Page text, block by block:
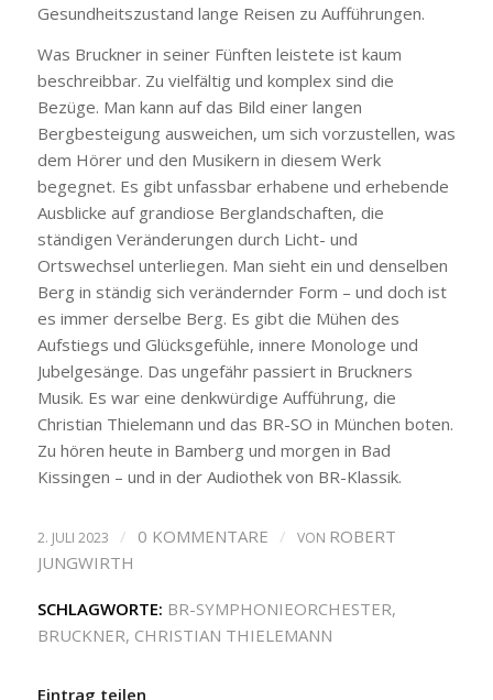
Gesundheitszustand lange Reisen zu Aufführungen.
Was Bruckner in seiner Fünften leistete ist kaum
beschreibbar. Zu vielfältig und komplex sind die
Bezüge. Man kann auf das Bild einer langen
Bergbesteigung ausweichen, um sich vorzustellen, was
dem Hörer und den Musikern in diesem Werk
begegnet. Es gibt unfassbar erhabene und erhebende
Ausblicke auf grandiose Berglandschaften, die
ständigen Veränderungen durch Licht- und
Ortswechsel unterliegen. Man sieht ein und denselben
Berg in ständig sich verändernder Form – und doch ist
es immer derselbe Berg. Es gibt die Mühen des
Aufstiegs und Glücksgefühle, innere Monologe und
Jubelgesänge. Das ungefähr passiert in Bruckners
Musik. Es war eine denkwürdige Aufführung, die
Christian Thielemann und das BR-SO in München boten.
Zu hören heute in Bamberg und morgen in Bad
Kissingen – und in der Audiothek von BR-Klassik.
2. JULI 2023 / 0 KOMMENTARE / VON ROBERT
JUNGWIRTH
SCHLAGWORTE: BR-SYMPHONIEORCHESTER,
BRUCKNER, CHRISTIAN THIELEMANN
Eintrag teilen